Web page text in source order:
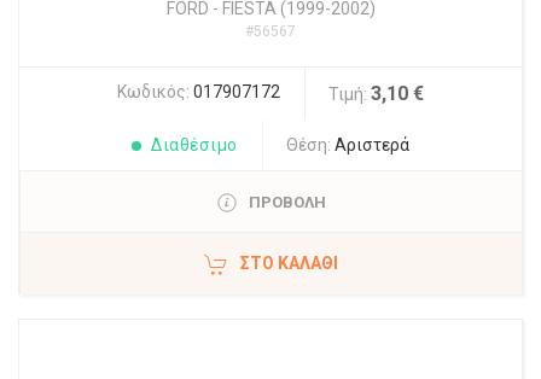
FORD - FIESTA (1999-2002)
#56567
Κωδικός: 017907172 Τιμή: 3,10 €
Διαθέσιμο Θέση: Αριστερά
ΠΡΟΒΟΛΗ
ΣΤΟ ΚΑΛΆΘΙ